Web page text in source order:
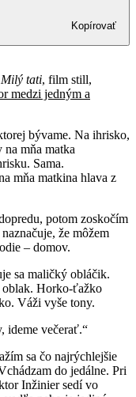
Kopírovať
Milý tati, film still,
medzi jedným a
bývame. Na ihrisko,
mňa matka
Sama.
mňa matkina hlava z
potom zoskočím
že môžem
– domov.
sa maličký obláčik.
oblak. Horko-ťažko
Váži vyše tony.
ideme večerať.“
sa čo najrýchlejšie
do jedálne. Pri
Inžinier sedí vo